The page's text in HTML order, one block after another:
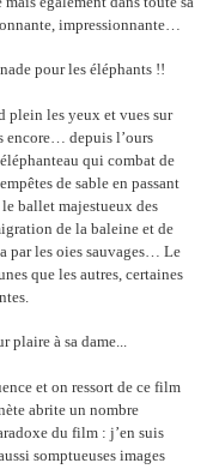
impressionnante…
plein les yeux et vues sur
encore… depuis l’ours
qui combat de
de sable en passant
le ballet majestueux des
de la baleine et de
par les oies sauvages… Le
que les autres, certaines
et on ressort de ce film
abrite un nombre
du film : j’en suis
somptueuses images